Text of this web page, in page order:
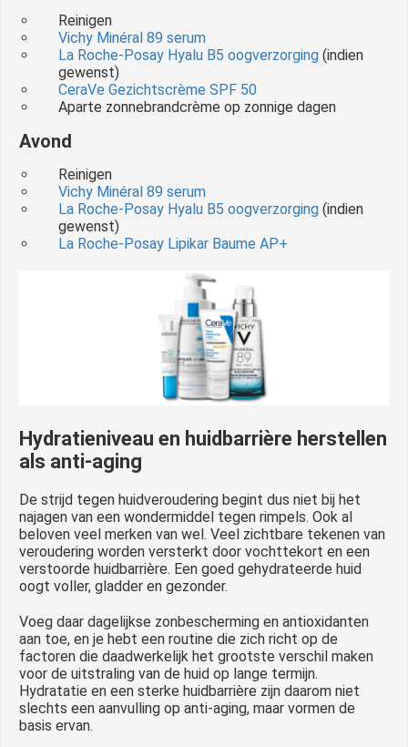
Reinigen
Vichy Minéral 89 serum
La Roche-Posay Hyalu B5 oogverzorging (indien
gewenst)
CeraVe Gezichtscrème SPF 50
Aparte zonnebrandcrème op zonnige dagen
Avond
Reinigen
Vichy Minéral 89 serum
La Roche-Posay Hyalu B5 oogverzorging (indien
gewenst)
La Roche-Posay Lipikar Baume AP+
Hydratieniveau en huidbarrière herstellen
als anti-aging
De strijd tegen huidveroudering begint dus niet bij het
najagen van een wondermiddel tegen rimpels. Ook al
beloven veel merken van wel. Veel zichtbare tekenen van
veroudering worden versterkt door vochttekort en een
verstoorde huidbarrière. Een goed gehydrateerde huid
oogt voller, gladder en gezonder.
Voeg daar dagelijkse zonbescherming en antioxidanten
aan toe, en je hebt een routine die zich richt op de
factoren die daadwerkelijk het grootste verschil maken
voor de uitstraling van de huid op lange termijn.
Hydratatie en een sterke huidbarrière zijn daarom niet
slechts een aanvulling op anti-aging, maar vormen de
basis ervan.